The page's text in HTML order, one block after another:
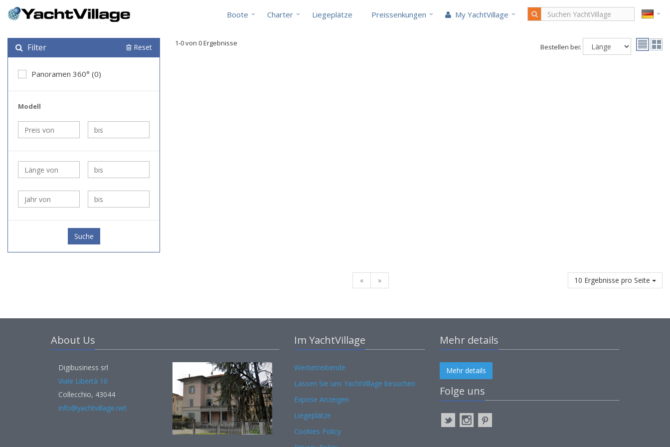
Boote Charter Liegeplätze Preissenkungen My YachtVillage
Filter Reset
Panoramen 360° (0)
Modell
Suche
1-0 von 0 Ergebnisse Bestellen bei:
« » 10 Ergebnisse pro Seite
About Us
Digibusiness srl
Viale Libertà 10
Collecchio, 43044
info@yachtvillage.net
Im YachtVillage
Werbetreibende
Lassen Sie uns YachtVillage besuchen
Expose Anzeigen
Liegeplätze
Cookies Policy
Mehr details
Mehr details
Folge uns